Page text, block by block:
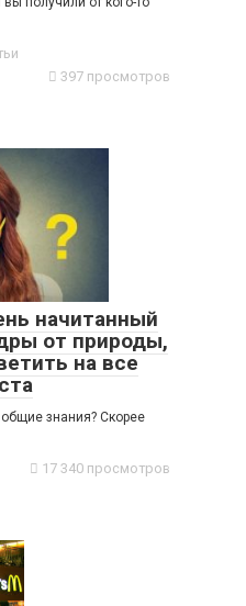
397 просмотров
начитанный
от природы,
на все
общие знания? Скорее
17 340 просмотров